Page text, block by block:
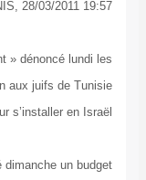
AFP – TUNIS, 28/03/
ont « vivement »
israélien aux
le pays pour
a débloqué